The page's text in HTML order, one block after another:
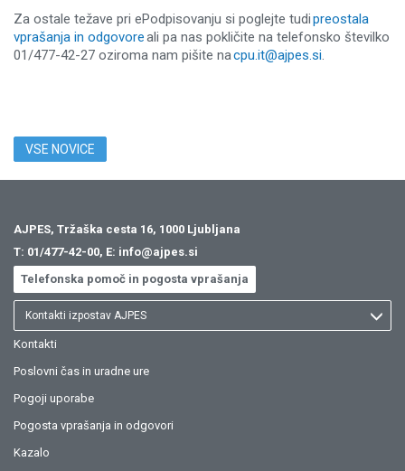
Za ostale težave pri ePodpisovanju si poglejte tudipreostala
vprašanja in odgovoreali pa nas pokličite na telefonsko številko
01/477-42-27 oziroma nam pišite nacpu.it@ajpes.si.
VSE NOVICE
AJPES, Tržaška cesta 16, 1000 Ljubljana
T: 01/477-42-00, E: info@ajpes.si
Telefonska pomoč in pogosta vprašanja
Kontakti izpostav AJPES
Kontakti
Poslovni čas in uradne ure
Pogoji uporabe
Pogosta vprašanja in odgovori
Kazalo